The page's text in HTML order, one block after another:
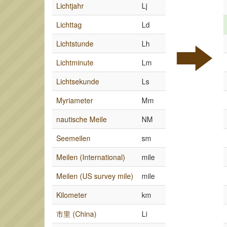
Lichtjahr
Lj
Lichttag
Ld
Lichtstunde
Lh
Lichtminute
Lm
Lichtsekunde
Ls
Myriameter
Mm
nautische Meile
NM
Seemeilen
sm
Meilen (International)
mile
Meilen (US survey mile)
mile
Kilometer
km
市里 (China)
Li